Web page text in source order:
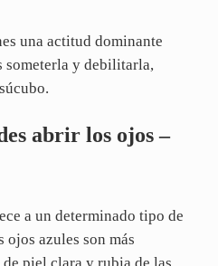
una actitud dominante
someterla y debilitarla,
abrir los ojos –
a un determinado tipo de
azules son más